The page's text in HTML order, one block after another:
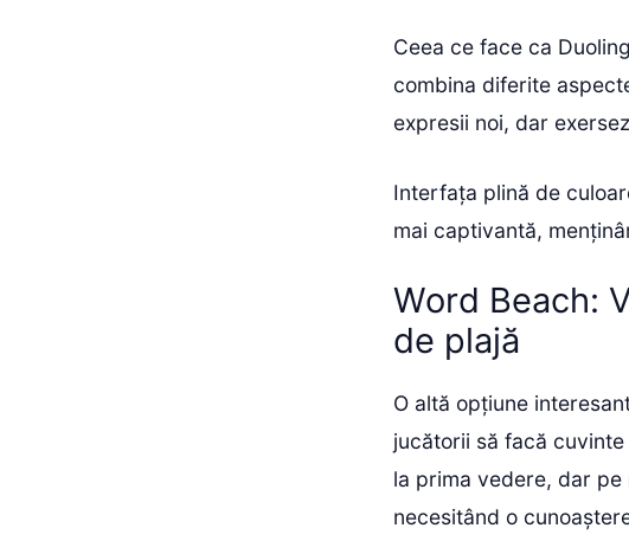
Ceea ce face ca
combina diferite
expresii noi, dar
Interfața plină de
mai captivantă,
Word Beach:
de plajă
O altă opțiune
jucătorii să facă
la prima vedere, dar
necesitând o